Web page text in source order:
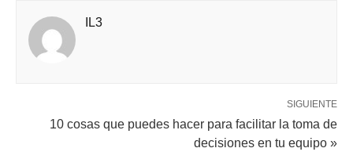
IL3
SIGUIENTE
10 cosas que puedes hacer para facilitar la toma de
decisiones en tu equipo »